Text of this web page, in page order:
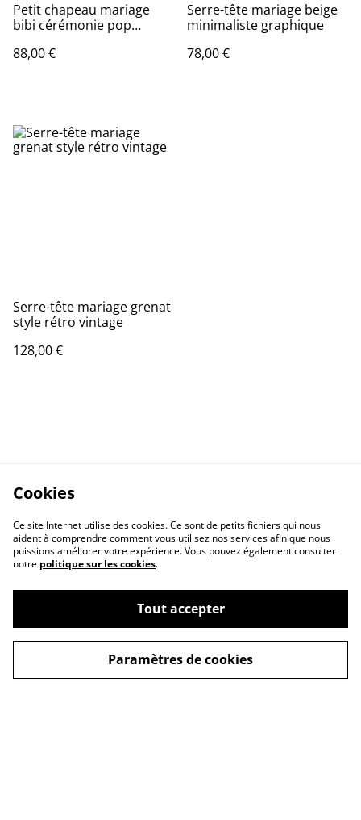
Petit chapeau mariage
bibi cérémonie pop
88,00 €
Serre-tête mariage beige
minimaliste graphique
78,00 €
Serre-tête mariage grenat
style rétro vintage
128,00 €
Politique de
confidentialité
Politique de cookies
Cookies
Ce site Internet utilise des cookies. Ce sont de petits fichiers qui nous
aident à comprendre comment vous utilisez nos services afin que nous
puissions améliorer votre expérience. Vous pouvez également consulter
notre politique sur les cookies.
Tout accepter
Paramètres de cookies